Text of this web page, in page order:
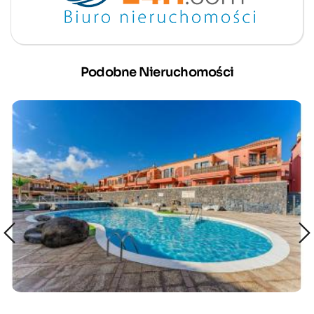
Podobne Nieruchomości